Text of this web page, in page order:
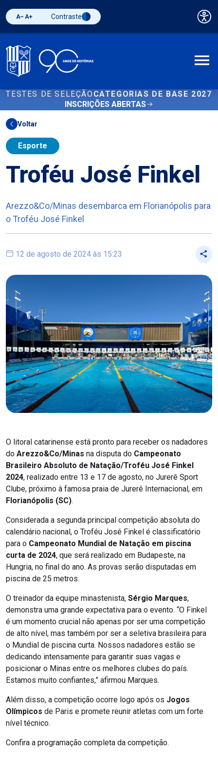
Diminuir fonte
Aumentar fonteAlternar contraste
Contraste
TESTES DE SELEÇÃO CATEGORIAS DE BASE 2027
INSCRIÇÕES ABERTAS
Voltar
Esporte
Troféu José Finkel
Arezzo&Co/Minas desembarca em Florianópolis para
o Troféu José Finkel
12 de agosto de 2024 às 15:23
O litoral catarinense está pronto para receber os nadadores
do Arezzo&Co/Minas na disputa do Campeonato
Brasileiro Absoluto de Natação/Troféu José Finkel
2024, realizado entre 13 e 17 de agosto, no Jurerê Sport
Clube, próximo à famosa praia de Jurerê Internacional, em
Florianópolis (SC).
Considerada a segunda principal competição absoluta do
calendário nacional, o Troféu José Finkel é classificatório
para o Campeonato Mundial de Natação em piscina
curta de 2024, que será realizado em Budapeste, na
Hungria, no final do ano. As provas serão disputadas em
piscina de 25 metros.
O treinador da equipe minastenista, Sérgio Marques,
demonstra uma grande expectativa para o evento. “O Finkel
é um momento crucial não apenas por ser uma competição
de alto nível, mas também por ser a seletiva brasileira para
o Mundial de piscina curta. Nossos nadadores estão se
dedicando intensamente para garantir suas vagas e
posicionar o Minas entre os melhores clubes do país.
Estamos muito confiantes,” afirmou Marques.
Além disso, a competição ocorre logo após os Jogos
Olímpicos de Paris e promete reunir atletas com um forte
nível técnico.
Confira a programação completa da competição.